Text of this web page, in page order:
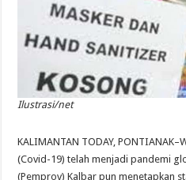
Ilustrasi/net
KALIMANTAN TODAY,
(Covid-19) telah menjadi pandemi
(Pemprov) Kalbar pun menetapkan